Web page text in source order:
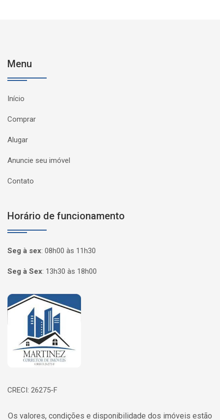
Menu
Início
Comprar
Alugar
Anuncie seu imóvel
Contato
Horário de funcionamento
Seg à sex: 08h00 às 11h30
Seg à Sex: 13h30 às 18h00
Página inicial
CRECI: 26275-F
Os valores, condições e disponibilidade dos imóveis estão